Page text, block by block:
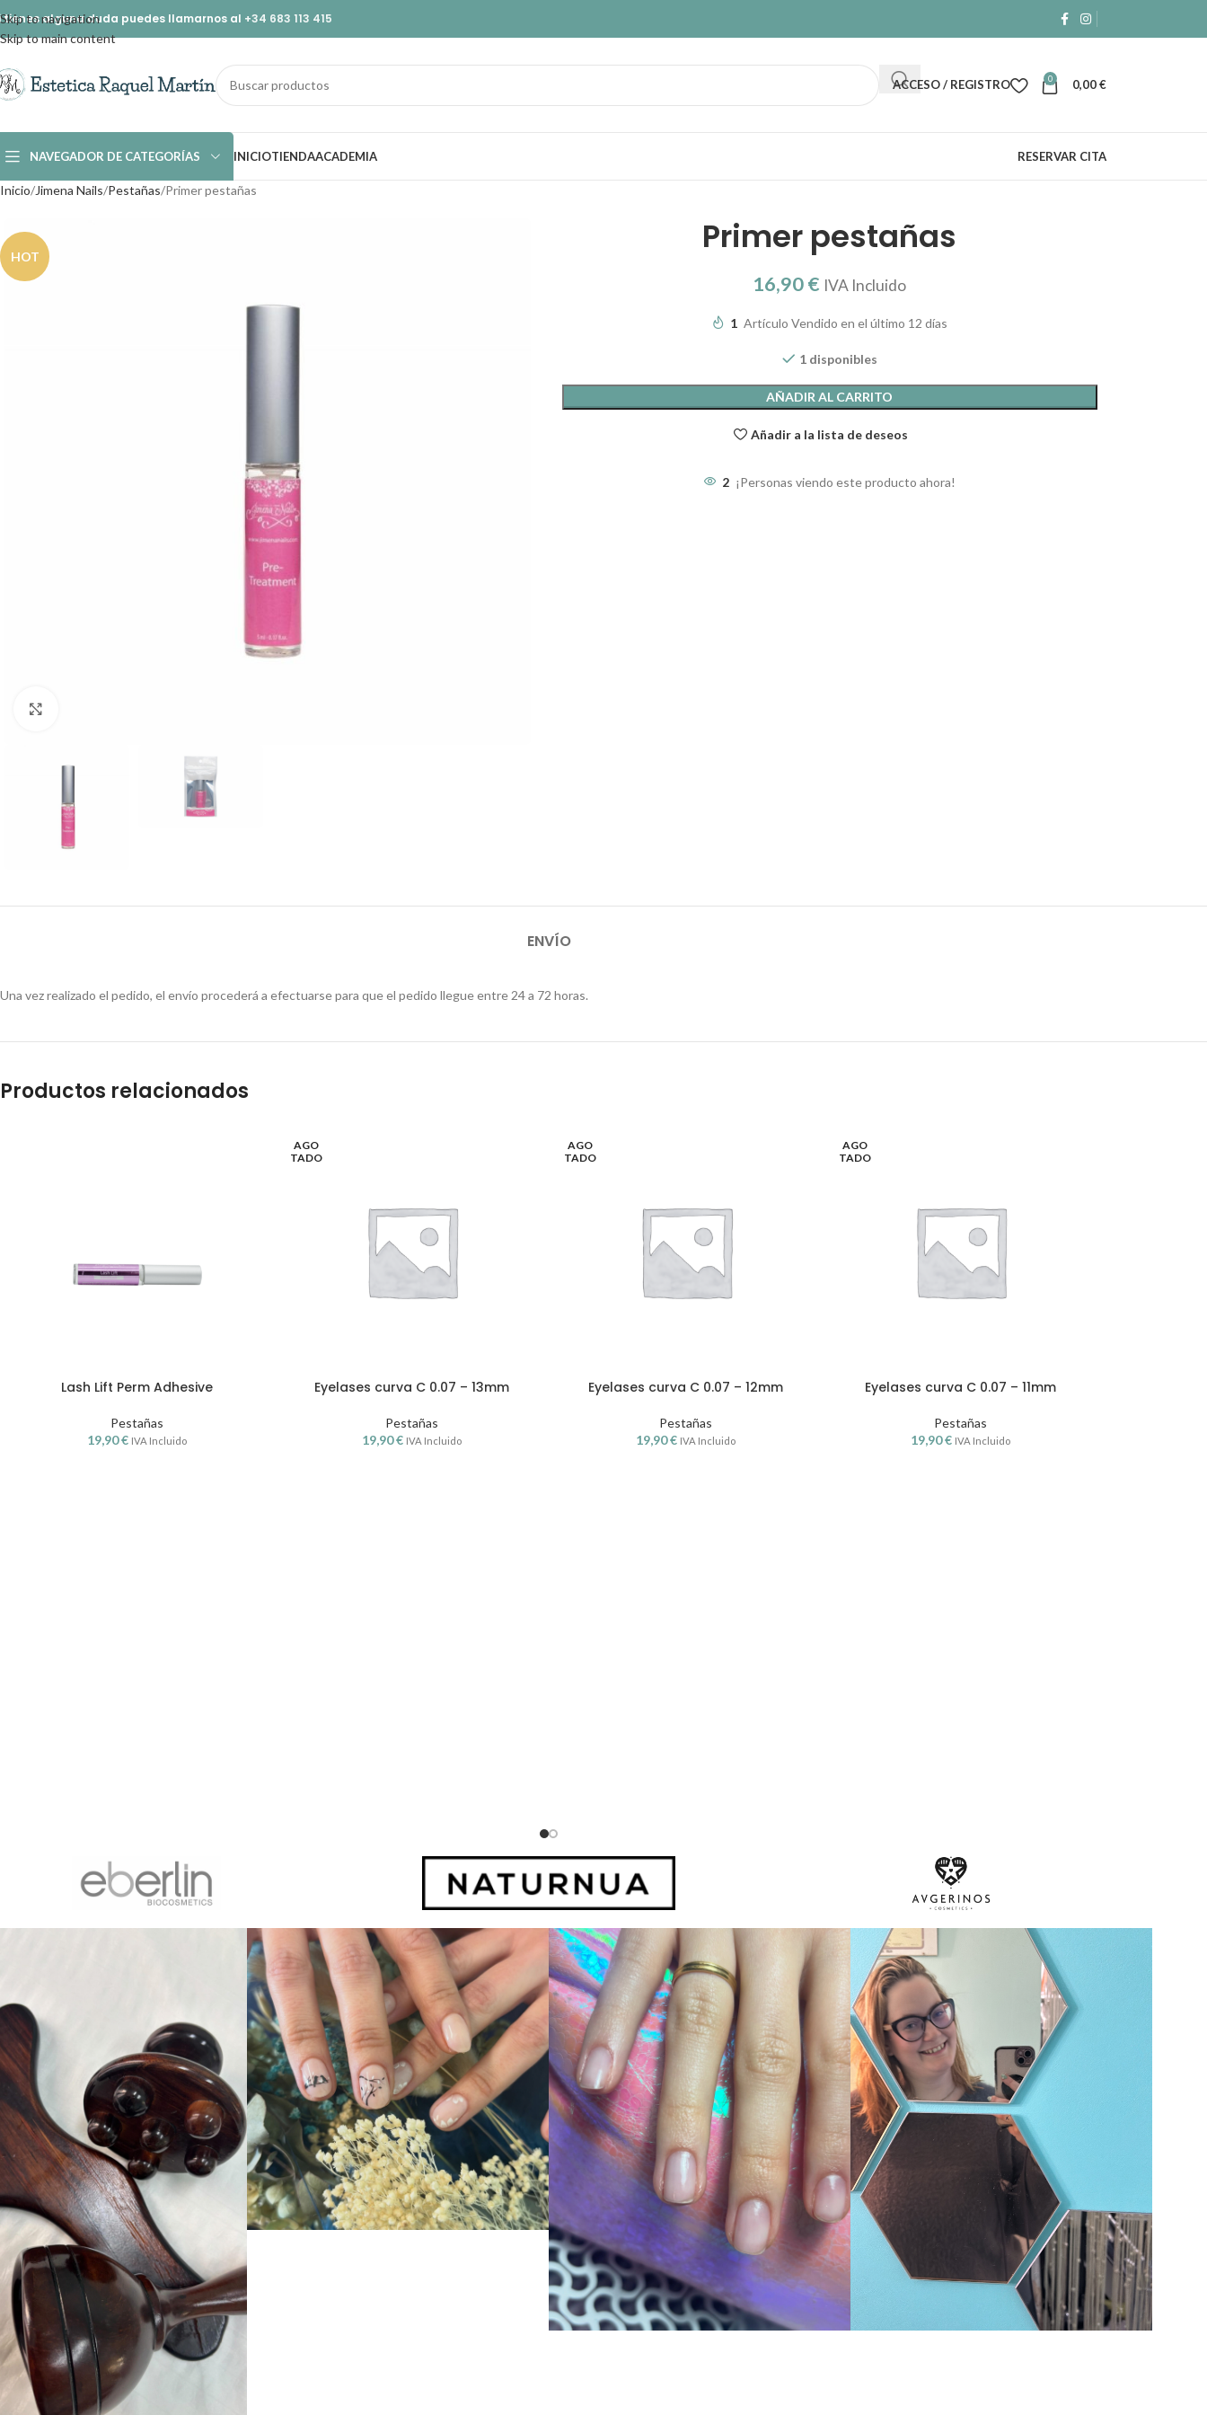
Skip to navigation
Skip to main content
tienes alguna duda puedes llamarnos al +34 683 113 415
ACCESO / REGISTRO 0 0,00€
NAVEGADOR DE CATEGORÍAS INICIOTIENDAACADEMIA RESERVAR CITA
Inicio Jimena Nails Pestañas Primer pestañas
HOT Primer pestañas
16,90€ IVA Incluido
1 Artículo Vendido en el último 12 días
1 disponibles
AÑADIR AL CARRITO
Añadir a la lista de deseos
2 ¡Personas viendo este producto ahora!
ENVÍO
Una vez realizado el pedido, el envío procederá a efectuarse para que el pedido llegue entre 24 a 72 horas.
Productos relacionados
Lash Lift Perm Adhesive
Pestañas
19,90€ IVA Incluido
AGO
TADO
Eyelases curva C 0.07 – 13mm
Pestañas
19,90€ IVA Incluido
AGO
TADO
Eyelases curva C 0.07 – 12mm
Pestañas
19,90€ IVA Incluido
AGO
TADO
Eyelases curva C 0.07 – 11mm
Pestañas
19,90€ IVA Incluido